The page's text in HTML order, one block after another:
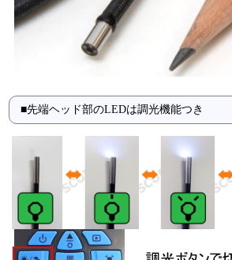
■先端ヘッド部のLEDは調光機能つき